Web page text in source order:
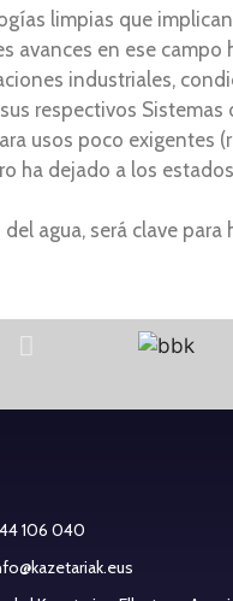
limpias que
avances en ese
industriales,
respectivos
usos poco exigentes
ha dejado a los
agua, será clave
106 040